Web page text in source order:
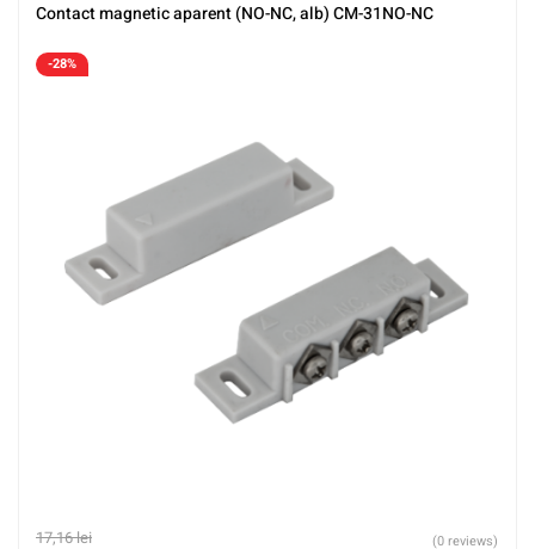
Contact magnetic aparent (NO-NC, alb) CM-31NO-NC
-28%
17,16lei (0 reviews)